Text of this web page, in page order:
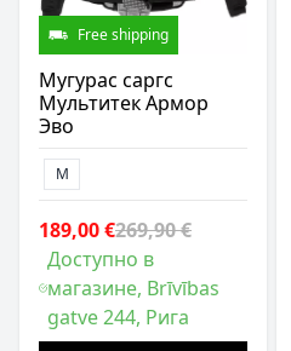
Free shipping
Мугурас саргс
Мультитек Армор
Эво
M
189,00 €269,90 €
Доступно в
магазине, Brīvības
gatve 244, Рига